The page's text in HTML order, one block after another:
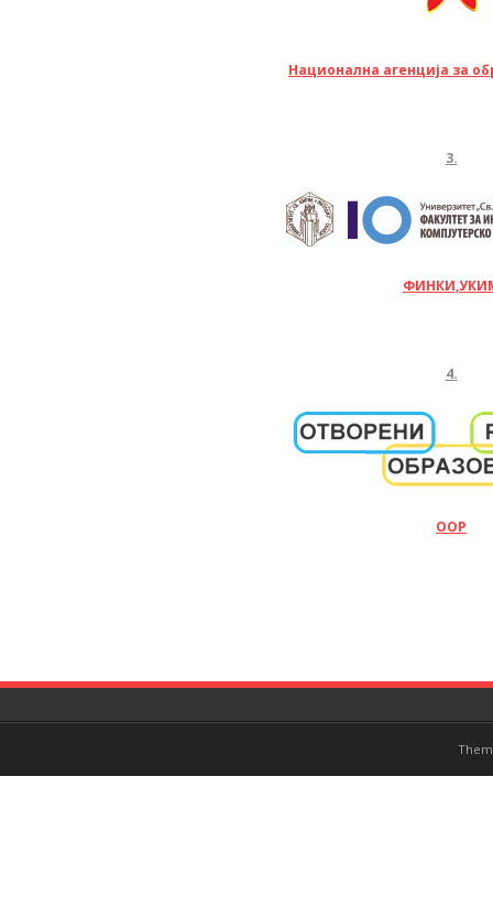
Национална агенција за
3.
4.
ООР